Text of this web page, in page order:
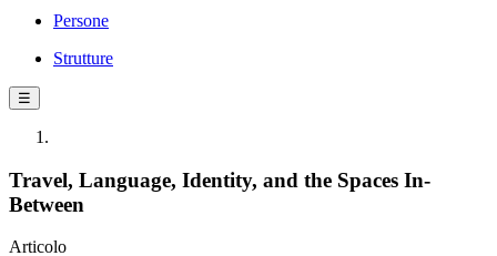
Persone
Strutture
☰
Travel, Language, Identity, and the Spaces In-
Between
Articolo